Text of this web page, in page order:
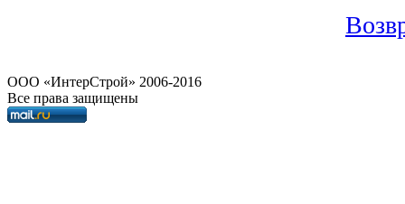
OOO «ИнтерСтрой» 2006-2016
Все права защищены